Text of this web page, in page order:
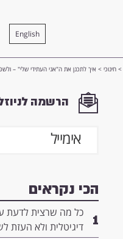
English
>חינוכי > איך לתכנן את ה"אני העתידי שלי" –
הרשמה
הכי נקראים
1
כל מה שרצית לדעת
דיגיטלית ולא העזת